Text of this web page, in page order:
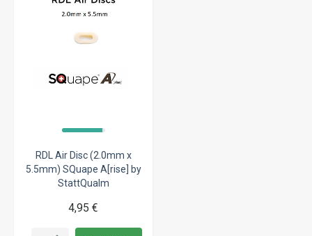
RDL Air Disc (2.0mm x
5.5mm) SQuape A[rise] by
StattQualm
4,95 €